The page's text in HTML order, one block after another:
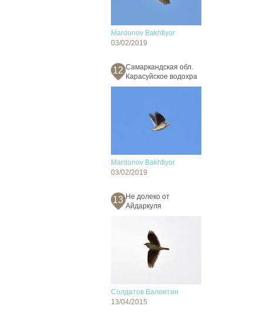
Mardonov Bakhtiyor
03/02/2019
12 Самаркандская обл.
Карасуйское водохра
Mardonov Bakhtiyor
03/02/2019
13 Не долеко от
Айдаркуля
Солдатов Валентин
13/04/2015